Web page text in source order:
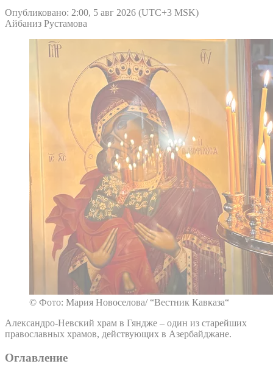
Опубликовано: 2:00, 5 авг 2026 (UTC+3 MSK)
Айбаниз Рустамова
© Фото: Мария Новоселова/ “Вестник Кавказа“
Александро-Невский храм в Гяндже – один из старейших
православных храмов, действующих в Азербайджане.
Оглавление